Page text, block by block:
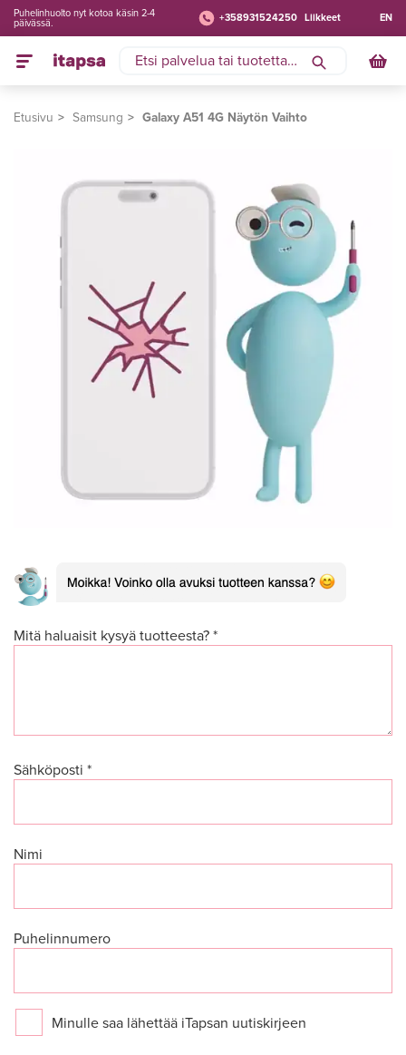
+358931524250 Liikkeet
Puhelinhuolto nyt kotoa käsin 2-4
päivässä.
EN
Etusivu Samsung Galaxy A51 4G Näytön Vaihto
Mitä haluaisit kysyä tuotteesta? *
Sähköposti *
Nimi
Puhelinnumero
Minulle saa lähettää iTapsan uutiskirjeen